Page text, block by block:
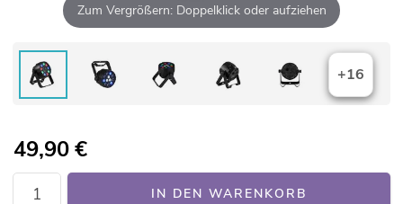
Zum Vergrößern: Doppelklick oder aufziehen
+16
49,90€
IN DEN WARENKORB